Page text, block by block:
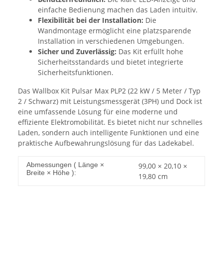
einfache Bedienung machen das Laden intuitiv.
Flexibilität bei der Installation: Die
Wandmontage ermöglicht eine platzsparende
Installation in verschiedenen Umgebungen.
Sicher und Zuverlässig: Das Kit erfüllt hohe
Sicherheitsstandards und bietet integrierte
Sicherheitsfunktionen.
Das Wallbox Kit Pulsar Max PLP2 (22 kW / 5 Meter / Typ
2 / Schwarz) mit Leistungsmessgerät (3PH) und Dock ist
eine umfassende Lösung für eine moderne und
effiziente Elektromobilität. Es bietet nicht nur schnelles
Laden, sondern auch intelligente Funktionen und eine
praktische Aufbewahrungslösung für das Ladekabel.
Abmessungen ( Länge ×
Breite × Höhe ):
99,00 × 20,10 ×
19,80 cm